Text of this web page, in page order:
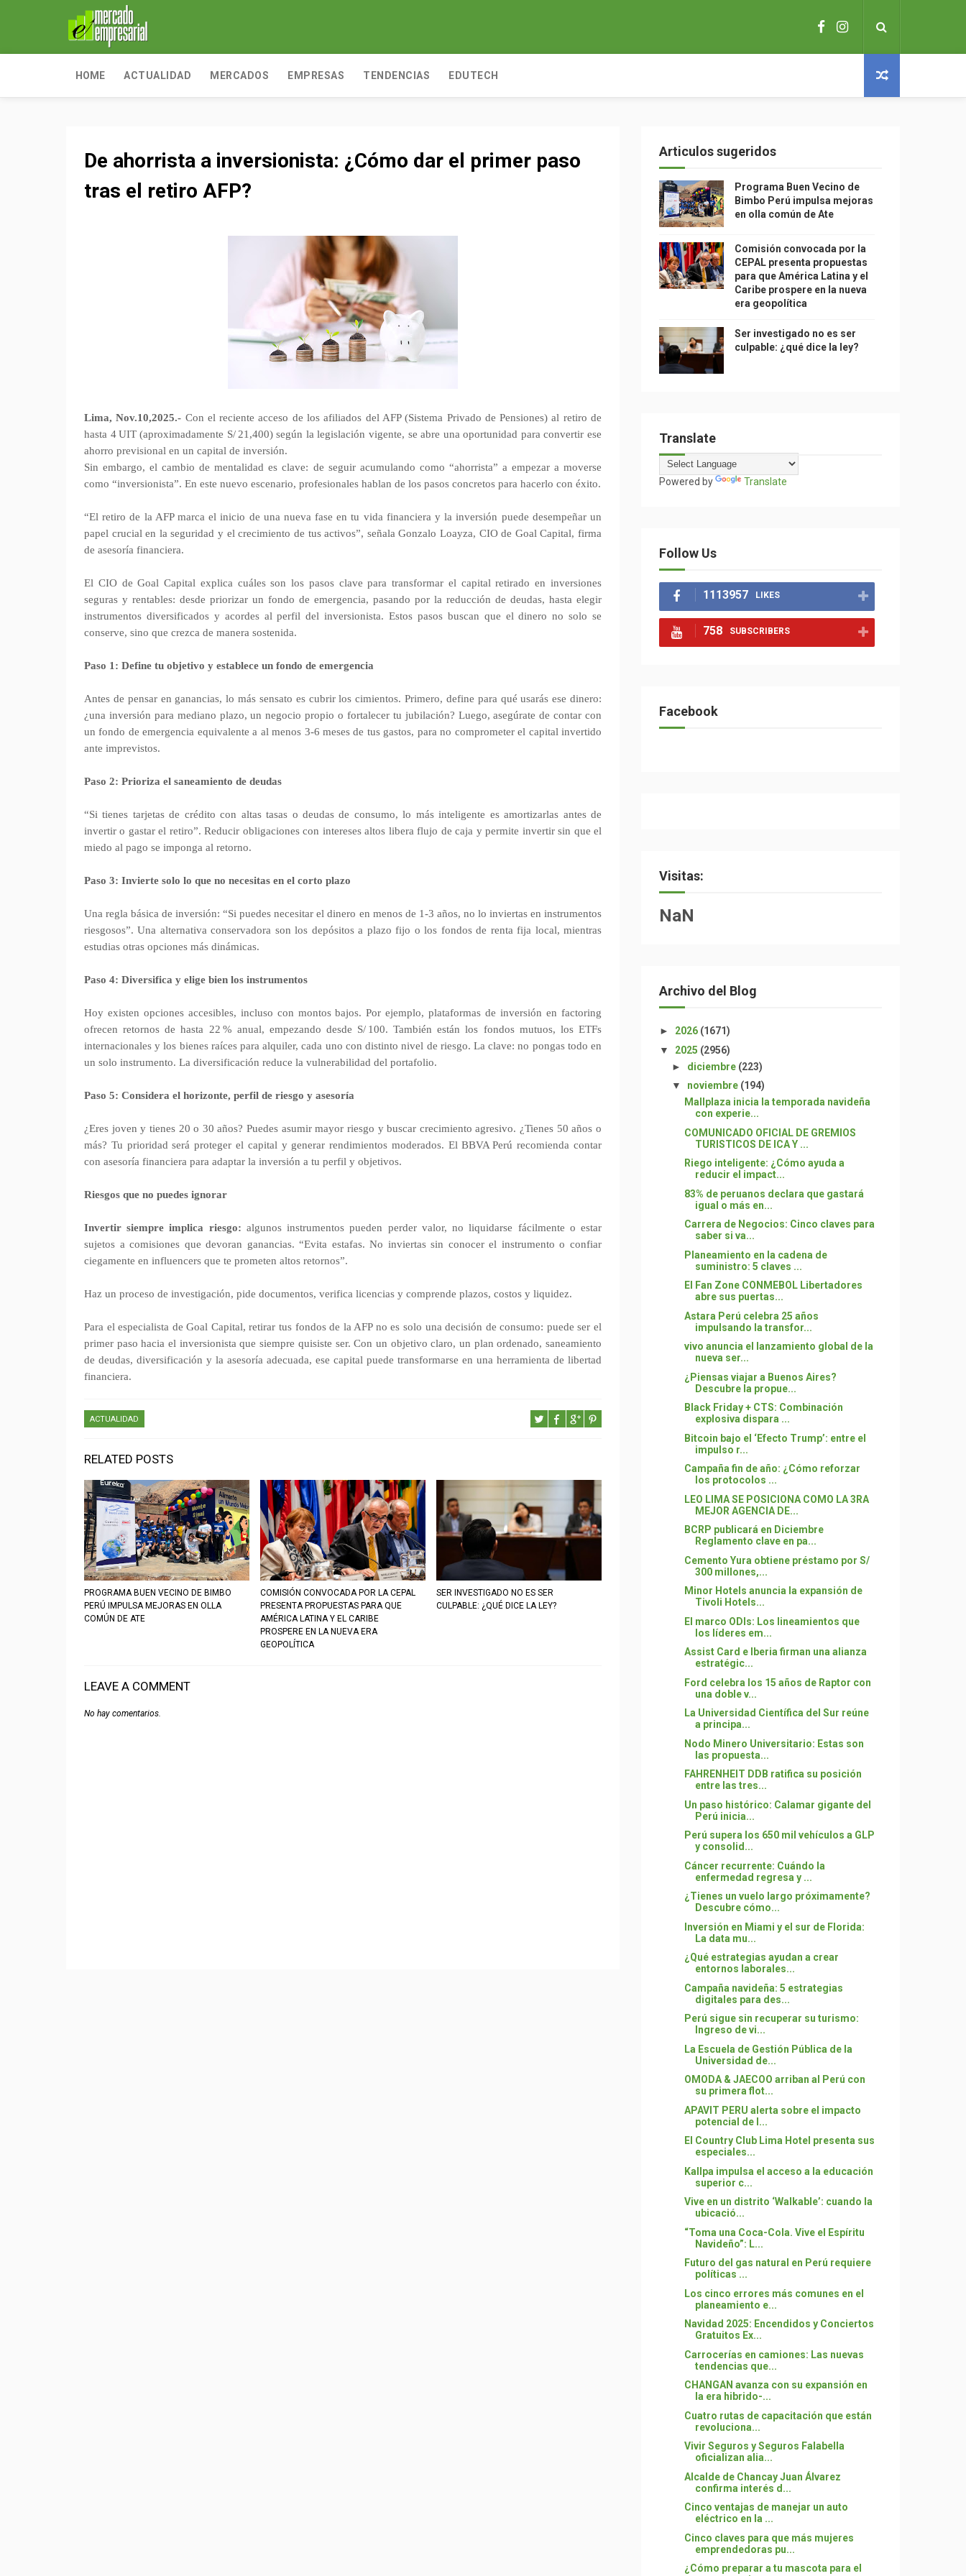
HOME ACTUALIDAD MERCADOS EMPRESAS TENDENCIAS EDUTECH
De ahorrista a inversionista: ¿Cómo dar el primer paso
tras el retiro AFP?
Lima, Nov.10,2025.- Con el reciente acceso de los afiliados del AFP (Sistema Privado de Pensiones) al retiro de
hasta 4 UIT (aproximadamente S/ 21,400) según la legislación vigente, se abre una oportunidad para convertir ese
ahorro previsional en un capital de inversión.
Sin embargo, el cambio de mentalidad es clave: de seguir acumulando como “ahorrista” a empezar a moverse
como “inversionista”. En este nuevo escenario, profesionales hablan de los pasos concretos para hacerlo con éxito.
“El retiro de la AFP marca el inicio de una nueva fase en tu vida financiera y la inversión puede desempeñar un
papel crucial en la seguridad y el crecimiento de tus activos”, señala Gonzalo Loayza, CIO de Goal Capital, firma
de asesoría financiera.
El CIO de Goal Capital explica cuáles son los pasos clave para transformar el capital retirado en inversiones
seguras y rentables: desde priorizar un fondo de emergencia, pasando por la reducción de deudas, hasta elegir
instrumentos diversificados y acordes al perfil del inversionista. Estos pasos buscan que el dinero no solo se
conserve, sino que crezca de manera sostenida.
Paso 1: Define tu objetivo y establece un fondo de emergencia
Antes de pensar en ganancias, lo más sensato es cubrir los cimientos. Primero, define para qué usarás ese dinero:
¿una inversión para mediano plazo, un negocio propio o fortalecer tu jubilación? Luego, asegúrate de contar con
un fondo de emergencia equivalente a al menos 3‑6 meses de tus gastos, para no comprometer el capital invertido
ante imprevistos.
Paso 2: Prioriza el saneamiento de deudas
“Si tienes tarjetas de crédito con altas tasas o deudas de consumo, lo más inteligente es amortizarlas antes de
invertir o gastar el retiro”. Reducir obligaciones con intereses altos libera flujo de caja y permite invertir sin que el
miedo al pago se imponga al retorno.
Paso 3: Invierte solo lo que no necesitas en el corto plazo
Una regla básica de inversión: “Si puedes necesitar el dinero en menos de 1‑3 años, no lo inviertas en instrumentos
riesgosos”. Una alternativa conservadora son los depósitos a plazo fijo o los fondos de renta fija local, mientras
estudias otras opciones más dinámicas.
Paso 4: Diversifica y elige bien los instrumentos
Hoy existen opciones accesibles, incluso con montos bajos. Por ejemplo, plataformas de inversión en factoring
ofrecen retornos de hasta 22 % anual, empezando desde S/ 100. También están los fondos mutuos, los ETFs
internacionales y los bienes raíces para alquiler, cada uno con distinto nivel de riesgo. La clave: no pongas todo en
un solo instrumento. La diversificación reduce la vulnerabilidad del portafolio.
Paso 5: Considera el horizonte, perfil de riesgo y asesoría
¿Eres joven y tienes 20 o 30 años? Puedes asumir mayor riesgo y buscar crecimiento agresivo. ¿Tienes 50 años o
más? Tu prioridad será proteger el capital y generar rendimientos moderados. El BBVA Perú recomienda contar
con asesoría financiera para adaptar la inversión a tu perfil y objetivos.
Riesgos que no puedes ignorar
Invertir siempre implica riesgo: algunos instrumentos pueden perder valor, no liquidarse fácilmente o estar
sujetos a comisiones que devoran ganancias. “Evita estafas. No inviertas sin conocer el instrumento o confiar
ciegamente en influencers que te prometen altos retornos”.
Haz un proceso de investigación, pide documentos, verifica licencias y comprende plazos, costos y liquidez.
Para el especialista de Goal Capital, retirar tus fondos de la AFP no es solo una decisión de consumo: puede ser el
primer paso hacia el inversionista que siempre quisiste ser. Con un objetivo claro, un plan ordenado, saneamiento
de deudas, diversificación y la asesoría adecuada, ese capital puede transformarse en una herramienta de libertad
financiera.
ACTUALIDAD
RELATED POSTS
PROGRAMA BUEN VECINO DE BIMBO
PERÚ IMPULSA MEJORAS EN OLLA
COMÚN DE ATE
COMISIÓN CONVOCADA POR LA CEPAL
PRESENTA PROPUESTAS PARA QUE
AMÉRICA LATINA Y EL CARIBE
PROSPERE EN LA NUEVA ERA
GEOPOLÍTICA
SER INVESTIGADO NO ES SER
CULPABLE: ¿QUÉ DICE LA LEY?
LEAVE A COMMENT
No hay comentarios.
Articulos sugeridos
Programa Buen Vecino de
Bimbo Perú impulsa mejoras
en olla común de Ate
Comisión convocada por la
CEPAL presenta propuestas
para que América Latina y el
Caribe prospere en la nueva
era geopolítica
Ser investigado no es ser
culpable: ¿qué dice la ley?
Translate
Powered by Translate
Follow Us
1113957 LIKES
758 SUBSCRIBERS
Facebook
Visitas:
NaN
Archivo del Blog
► 2026 (1671)
▼ 2025 (2956)
► diciembre (223)
▼ noviembre (194)
Mallplaza inicia la temporada navideña
con experie...
COMUNICADO OFICIAL DE GREMIOS
TURISTICOS DE ICA Y ...
Riego inteligente: ¿Cómo ayuda a
reducir el impact...
83% de peruanos declara que gastará
igual o más en...
Carrera de Negocios: Cinco claves para
saber si va...
Planeamiento en la cadena de
suministro: 5 claves ...
El Fan Zone CONMEBOL Libertadores
abre sus puertas...
Astara Perú celebra 25 años
impulsando la transfor...
vivo anuncia el lanzamiento global de la
nueva ser...
¿Piensas viajar a Buenos Aires?
Descubre la propue...
Black Friday + CTS: Combinación
explosiva dispara ...
Bitcoin bajo el ‘Efecto Trump’: entre el
impulso r...
Campaña fin de año: ¿Cómo reforzar
los protocolos ...
LEO LIMA SE POSICIONA COMO LA 3RA
MEJOR AGENCIA DE...
BCRP publicará en Diciembre
Reglamento clave en pa...
Cemento Yura obtiene préstamo por S/
300 millones,...
Minor Hotels anuncia la expansión de
Tivoli Hotels...
El marco ODIs: Los lineamientos que
los líderes em...
Assist Card e Iberia firman una alianza
estratégic...
Ford celebra los 15 años de Raptor con
una doble v...
La Universidad Científica del Sur reúne
a principa...
Nodo Minero Universitario: Estas son
las propuesta...
FAHRENHEIT DDB ratifica su posición
entre las tres...
Un paso histórico: Calamar gigante del
Perú inicia...
Perú supera los 650 mil vehículos a GLP
y consolid...
Cáncer recurrente: Cuándo la
enfermedad regresa y ...
¿Tienes un vuelo largo próximamente?
Descubre cómo...
Inversión en Miami y el sur de Florida:
La data mu...
¿Qué estrategias ayudan a crear
entornos laborales...
Campaña navideña: 5 estrategias
digitales para des...
Perú sigue sin recuperar su turismo:
Ingreso de vi...
La Escuela de Gestión Pública de la
Universidad de...
OMODA & JAECOO arriban al Perú con
su primera flot...
APAVIT PERU alerta sobre el impacto
potencial de l...
El Country Club Lima Hotel presenta sus
especiales...
Kallpa impulsa el acceso a la educación
superior c...
Vive en un distrito ‘Walkable’: cuando la
ubicació...
“Toma una Coca-Cola. Vive el Espíritu
Navideño”: L...
Futuro del gas natural en Perú requiere
políticas ...
Los cinco errores más comunes en el
planeamiento e...
Navidad 2025: Encendidos y Conciertos
Gratuitos Ex...
Carrocerías en camiones: Las nuevas
tendencias que...
CHANGAN avanza con su expansión en
la era hibrido-...
Cuatro rutas de capacitación que están
revoluciona...
Vivir Seguros y Seguros Falabella
oficializan alia...
Alcalde de Chancay Juan Álvarez
confirma interés d...
Cinco ventajas de manejar un auto
eléctrico en la ...
Cinco claves para que más mujeres
emprendedoras pu...
¿Cómo preparar a tu mascota para el